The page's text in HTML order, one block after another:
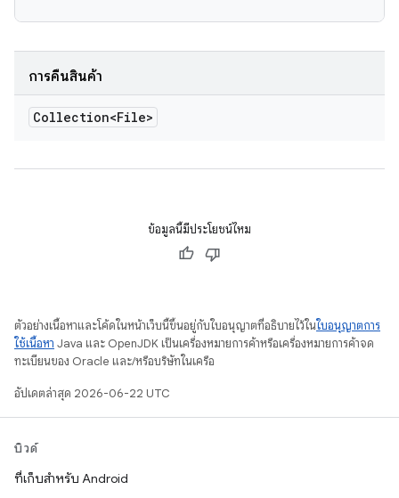
การคืนสินค้า
Collection<File>
ข้อมูลนี้มีประโยชน์ไหม
ตัวอย่างเนื้อหาและโค้ดในหน้าเว็บนี้ขึ้นอยู่กับใบอนุญาตที่อธิบายไว้ในใบอนุญาตการ
ใช้เนื้อหา Java และ OpenJDK เป็นเครื่องหมายการค้าหรือเครื่องหมายการค้าจด
ทะเบียนของ Oracle และ/หรือบริษัทในเครือ
อัปเดตล่าสุด 2026-06-22 UTC
บิวด์
ที่เก็บสำหรับ Android